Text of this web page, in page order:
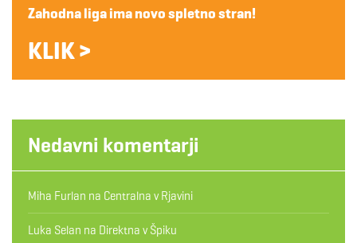
Zahodna liga ima novo spletno stran!
KLIK >
Nedavni komentarji
Miha Furlan na Centralna v Rjavini
Luka Selan na Direktna v Špiku